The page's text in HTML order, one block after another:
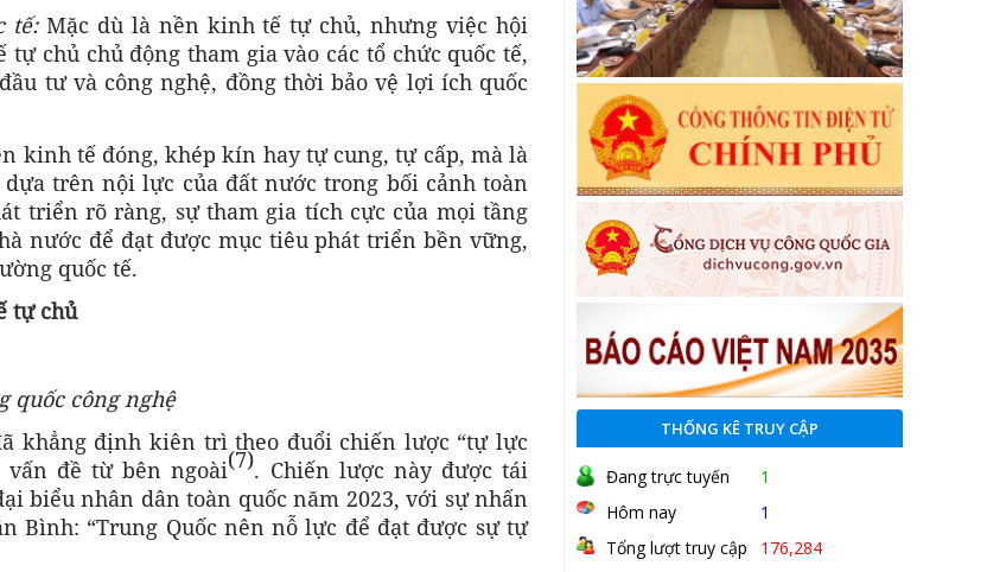
tế:Mặc dù là nền kinh tế tự chủ, nhưng việc hội
chủ chủ động tham gia vào các tổ chức quốc tế,
tư và công nghệ, đồng thời bảo vệ lợi ích quốc
kinh tế đóng, khép kín hay tự cung, tự cấp, mà là
trên nội lực của đất nước trong bối cảnh toàn
triển rõ ràng, sự tham gia tích cực của mọi tầng
nước để đạt được mục tiêu phát triển bền vững,
quốc tế.
tự chủ
quốc công nghệ
khẳng định kiên trì theo đuổi chiến lược “tự lực
vấn đề từ bên ngoài(7). Chiến lược này được tái
biểu nhân dân toàn quốc năm 2023, với sự nhấn
Bình: “Trung Quốc nên nỗ lực để đạt được sự tự
THỐNG KÊ TRUY CẬP
Đang trực tuyến
1
Hôm nay
1
Tổng lượt truy cập
176,284